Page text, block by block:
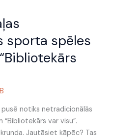
sporta spēles
notiks netradicionālās
var visu”.
Jautāsiet kāpēc? Tas